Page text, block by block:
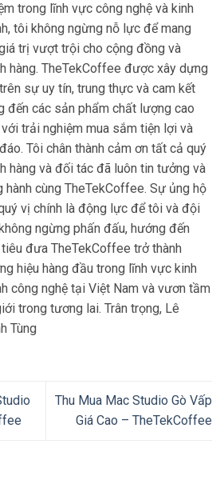
trong lĩnh vực công nghệ và kinh
tôi không ngừng nỗ lực để mang
trị vượt trội cho cộng đồng và
hàng. TheTekCoffee được xây dựng
sự uy tín, trung thực và cam kết
đến các sản phẩm chất lượng cao
trải nghiệm mua sắm tiện lợi và
Tôi chân thành cảm ơn tất cả quý
hàng và đối tác đã luôn tin tưởng và
hành cùng TheTekCoffee. Sự ủng hộ
vị chính là động lực để tôi và đội
ngừng phấn đấu, hướng đến
đưa TheTekCoffee trở thành
hiệu hàng đầu trong lĩnh vực kinh
công nghệ tại Việt Nam và vươn tầm
trong tương lai. Trân trọng, Lê
Tùng
Thu Mua Mac Studio Gò Vấp
Giá Cao – TheTekCoffee